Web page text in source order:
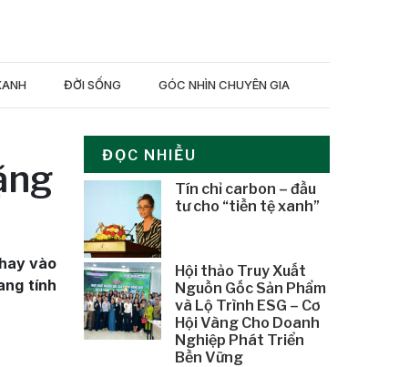
ĐỜI SỐNG GÓC NHÌN CHUYÊN GIA
vào
tính
ĐỌC NHIỀU
Tín chỉ carbon – đầu
tư cho “tiền tệ xanh”
Hội thảo Truy Xuất
Nguồn Gốc Sản Phẩm
và Lộ Trình ESG – Cơ
Hội Vàng Cho Doanh
Nghiệp Phát Triển
Bền Vững